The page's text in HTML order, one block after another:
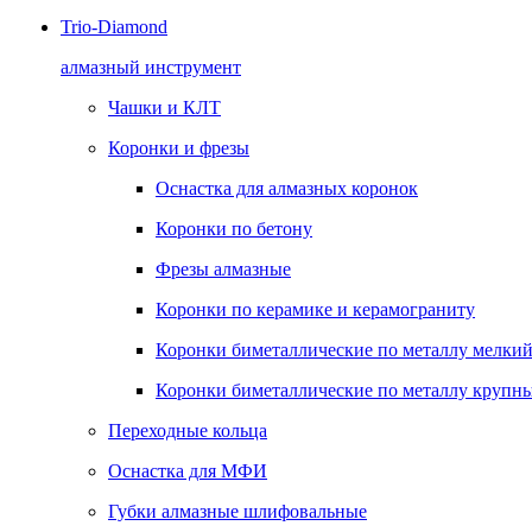
Trio-Diamond
алмазный инструмент
Чашки и КЛТ
Коронки и фрезы
Оснастка для алмазных коронок
Коронки по бетону
Фрезы алмазные
Коронки по керамике и керамограниту
Коронки биметаллические по металлу
Коронки биметаллические по металлу
Переходные кольца
Оснастка для МФИ
Губки алмазные шлифовальные